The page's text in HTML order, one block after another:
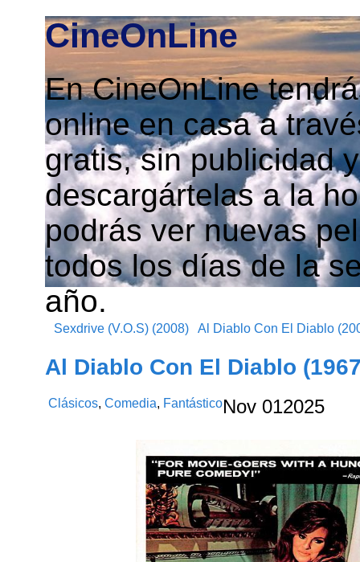
CineOnLine
En CineOnLine
online en casa a
gratis, sin publicidad
descargártelas a la
podrás ver nuevas
todos los días de la
año.
Sexdrive (V.O.S) (2008) Al Diablo Con El Diablo
Al Diablo Con El Diablo
Clásicos,Comedia, FantásticoNov 012025